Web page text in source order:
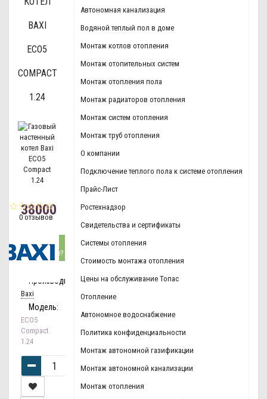
Автономная канализация
Водяной теплый пол в доме
Монтаж котлов отопления
Монтаж отопительных систем
Монтаж отопления пола
Монтаж радиаторов отопления
Монтаж систем отопления
Монтаж труб отопления
О компании
Подключение теплого пола к системе отопления
Прайс-Лист
Ростехнадзор
Свидетельства и сертификаты
Системы отопления
Стоимость монтажа отопления
Цены на обслуживание Топас
Отопление
Автономное водоснабжение
Политика конфиденциальности
Монтаж автономной газификации
Монтаж автономной канализации
Монтаж отопления
BAXI
ECO5
COMPACT
1.24
0 отзывов
38000
Нашли
дешевле?
Производитель:
Baxi
Модель:
ECO5
Compact
1.24